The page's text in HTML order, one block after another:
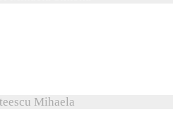
Mihaela